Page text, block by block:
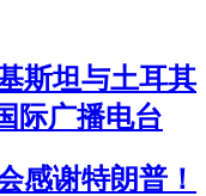
斯坦与土耳其
际广播电台
感谢特朗普！